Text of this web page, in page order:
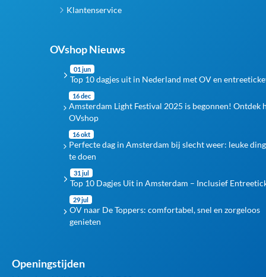
Klantenservice
OVshop Nieuws
01 jun
Top 10 dagjes uit in Nederland met OV en
16 dec
Amsterdam Light Festival 2025 is begonnen! Ontdek
OVshop
16 okt
Perfecte dag in Amsterdam bij slecht weer: leuke
te doen
31 jul
Top 10 Dagjes Uit in Amsterdam – Inclusief
29 jul
OV naar De Toppers: comfortabel, snel en zorgeloos
genieten
Openingstijden